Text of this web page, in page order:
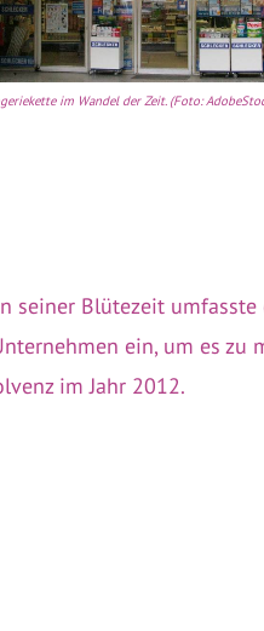
im Wandel der Zeit. (Foto:
seiner Blütezeit umfasste
ein, um es zu
im Jahr 2012.